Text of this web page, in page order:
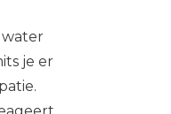
water
je er